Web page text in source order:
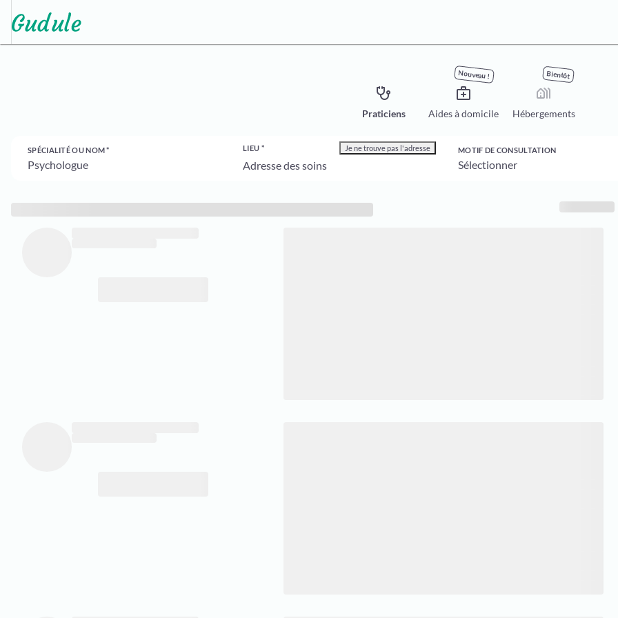
stethoscope
Praticiens
Nouveau !
medical_services
Aides à domicile
Bientôt
holiday_village
Hébergements
SPÉCIALITÉ OU NOM LIEU Je ne trouve pas l'adresse MOTIF DE CONSULTATION